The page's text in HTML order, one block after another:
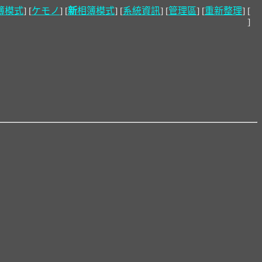
模式] [ケモノ] [新相簿模式] [系統資訊] [管理區] [重新整理] [
]